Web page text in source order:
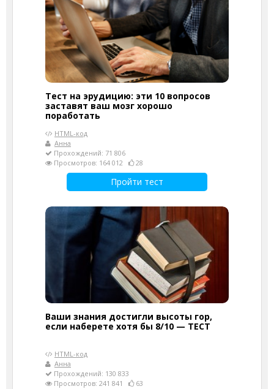
Тест на эрудицию: эти 10 вопросов
заставят ваш мозг хорошо
поработать
HTML-код
Анна
Прохождений: 71 806
Просмотров: 164 012
28
Пройти тест
Ваши знания достигли высоты гор,
если наберете хотя бы 8/10 — ТЕСТ
HTML-код
Анна
Прохождений: 130 833
Просмотров: 241 841
63